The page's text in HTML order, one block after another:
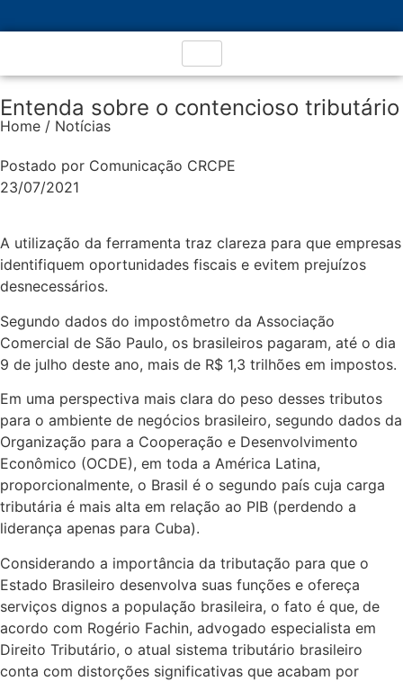
Entenda sobre o contencioso tributário
Home / Notícias
Postado por Comunicação CRCPE
23/07/2021
A utilização da ferramenta traz clareza para que empresas
identifiquem oportunidades fiscais e evitem prejuízos
desnecessários.
Segundo dados do impostômetro da Associação
Comercial de São Paulo, os brasileiros pagaram, até o dia
9 de julho deste ano, mais de R$ 1,3 trilhões em impostos.
Em uma perspectiva mais clara do peso desses tributos
para o ambiente de negócios brasileiro, segundo dados da
Organização para a Cooperação e Desenvolvimento
Econômico (OCDE), em toda a América Latina,
proporcionalmente, o Brasil é o segundo país cuja carga
tributária é mais alta em relação ao PIB (perdendo a
liderança apenas para Cuba).
Considerando a importância da tributação para que o
Estado Brasileiro desenvolva suas funções e ofereça
serviços dignos a população brasileira, o fato é que, de
acordo com Rogério Fachin, advogado especialista em
Direito Tributário, o atual sistema tributário brasileiro
conta com distorções significativas que acabam por